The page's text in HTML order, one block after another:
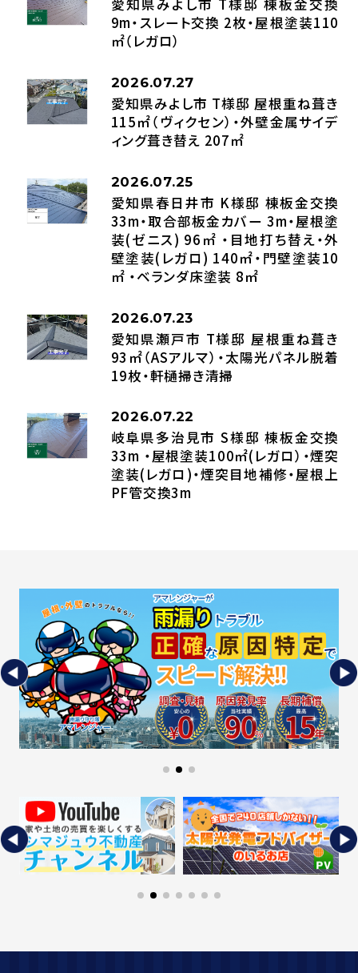
愛知県みよし市 T様邸 棟板金交換
9m・スレート交換 2枚・屋根塗装110
㎡（レガロ）
2026.07.27
愛知県みよし市 T様邸 屋根重ね葺き
115㎡（ヴィクセン）・外壁金属サイデ
ィング葺き替え 207㎡
2026.07.25
愛知県春日井市 K様邸 棟板金交換
33m・取合部板金カバー 3m・屋根塗
装(ゼニス) 96㎡ ・目地打ち替え・外
壁塗装(レガロ) 140㎡・門壁塗装10
㎡ ・ベランダ床塗装 8㎡
2026.07.23
愛知県瀬戸市 T様邸 屋根重ね葺き
93㎡（ASアルマ）・太陽光パネル脱着
19枚・軒樋掃き清掃
2026.07.22
岐阜県多治見市 S様邸 棟板金交換
33m ・屋根塗装100㎡(レガロ）・煙突
塗装(レガロ)・煙突目地補修・屋根上
PF管交換3m